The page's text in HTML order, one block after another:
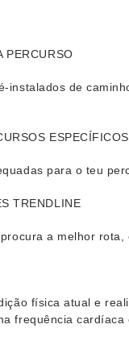
PERCURSO
instalados de
ESPECÍFICOS
para o teu
TRENDLINE
a melhor
física atual e
frequência cardíaca